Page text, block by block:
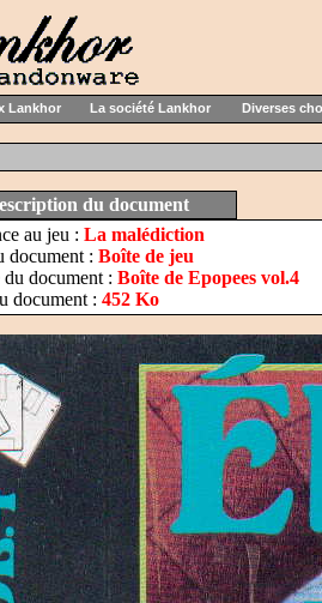
Lankhor La société Lankhor Diverses
du document
au jeu : La malédiction
document : Boîte de jeu
document : Boîte de Epopees vol.4
document : 452 Ko